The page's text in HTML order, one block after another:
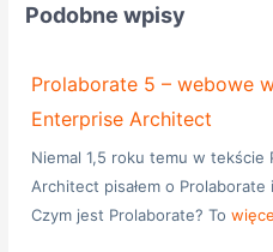
Podobne wpisy
Prolaborate 5 – webowe
Enterprise Architect
Niemal 1,5 roku temu w tekście
Architect pisałem o
Czym jest Prolaborate? To